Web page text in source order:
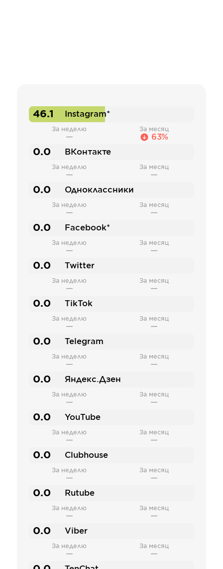
46.1 Instagram*
За неделю
—
За месяц
63%
0.0 ВКонтакте
За неделю
—
За месяц
—
0.0 Одноклассники
За неделю
—
За месяц
—
0.0 Facebook*
За неделю
—
За месяц
—
0.0 Twitter
За неделю
—
За месяц
—
0.0 TikTok
За неделю
—
За месяц
—
0.0 Telegram
За неделю
—
За месяц
—
0.0 Яндекс.Дзен
За неделю
—
За месяц
—
0.0 YouTube
За неделю
—
За месяц
—
0.0 Clubhouse
За неделю
—
За месяц
—
0.0 Rutube
За неделю
—
За месяц
—
0.0 Viber
За неделю
—
За месяц
—